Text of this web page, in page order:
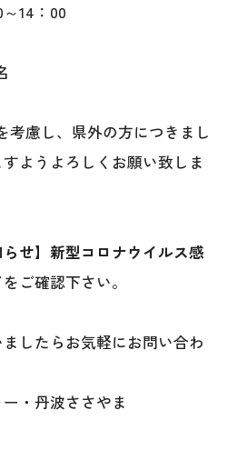
14：00
考慮し、県外の方につきまし
ようよろしくお願い致しま
らせ】新型コロナウイルス感
をご確認下さい。
したらお気軽にお問い合わ
・丹波ささやま